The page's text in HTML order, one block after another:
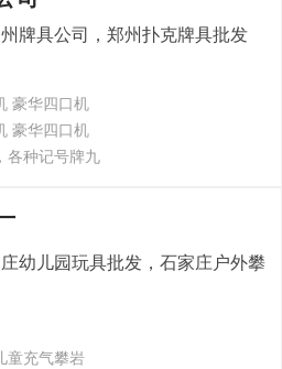
牌具公司，郑州扑克牌具批发
豪华四口机
豪华四口机
各种记号牌九
幼儿园玩具批发，石家庄户外攀
童充气攀岩